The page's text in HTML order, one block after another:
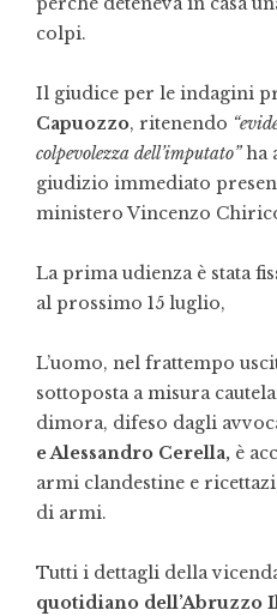
colpi.
Il giudice per le indagini
Capuozzo, ritenendo
colpevolezza dell’imputato”ha
giudizio immediato
ministero Vincenzo
La prima udienza è stata
al prossimo 15 luglio,
L’uomo, nel frattempo
sottoposta a misura
dimora, difeso dagli
e Alessandro Cerella, è
armi clandestine e
di armi.
Tutti i dettagli della
quotidiano dell’Abruzzo